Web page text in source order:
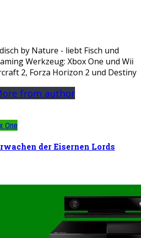
by Nature - liebt Fisch und
Werkzeug: Xbox One und Wii
2, Forza Horizon 2 und Destiny
from author
One
der Eisernen Lords